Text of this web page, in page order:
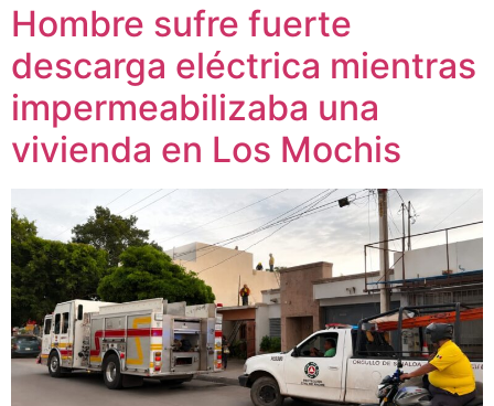
Hombre sufre fuerte
descarga eléctrica mientras
impermeabilizaba una
vivienda en Los Mochis